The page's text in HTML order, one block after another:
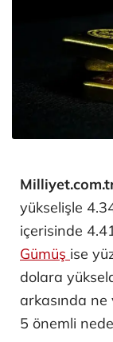
yükselişle
içerisinde
Gümüş ise
dolara
arkasında
5 önemli